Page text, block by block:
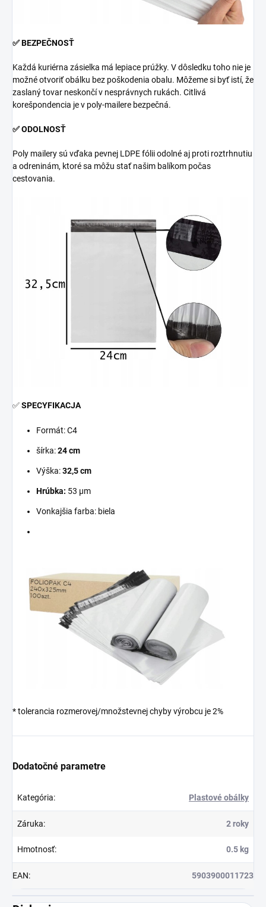
✅ BEZPEČNOSŤ
Každá kuriérna zásielka má lepiace prúžky. V dôsledku toho nie je
možné otvoriť obálku bez poškodenia obalu. Môžeme si byť istí, že
zaslaný tovar neskončí v nesprávnych rukách. Citlivá
korešpondencia je v poly-mailere bezpečná.
✅ ODOLNOSŤ
Poly mailery sú vďaka pevnej LDPE fólii odolné aj proti roztrhnutiu
a odreninám, ktoré sa môžu stať našim balíkom počas
cestovania.
✅SPECYFIKACJA
Formát:C4
šírka:24 cm
Výška:32,5cm
Hrúbka: 53 µm
Vonkajšia farba: biela
* tolerancia rozmerovej/množstevnej chyby výrobcu je 2%
Dodatočné parametre
Kategória: Plastové obálky
Záruka: 2 roky
Hmotnosť: 0.5 kg
EAN: 5903900011723